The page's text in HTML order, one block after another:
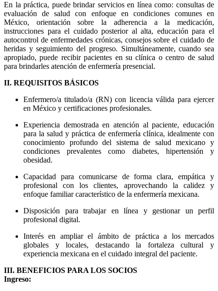
En la práctica, puede brindar servicios en línea como: consultas de
evaluación de salud con enfoque en condiciones comunes en
México, orientación sobre la adherencia a la medicación,
instrucciones para el cuidado posterior al alta, educación para el
autocontrol de enfermedades crónicas, consejos sobre el cuidado de
heridas y seguimiento del progreso. Simultáneamente, cuando sea
apropiado, puede recibir pacientes en su clínica o centro de salud
para brindarles atención de enfermería presencial.
II. REQUISITOS BÁSICOS
Enfermero/a titulado/a (RN) con licencia válida para ejercer
en México y certificaciones profesionales.
Experiencia demostrada en atención al paciente, educación
para la salud y práctica de enfermería clínica, idealmente con
conocimiento profundo del sistema de salud mexicano y
condiciones prevalentes como diabetes, hipertensión y
obesidad.
Capacidad para comunicarse de forma clara, empática y
profesional con los clientes, aprovechando la calidez y
enfoque familiar característico de la enfermería mexicana.
Disposición para trabajar en línea y gestionar un perfil
profesional digital.
Interés en ampliar el ámbito de práctica a los mercados
globales y locales, destacando la fortaleza cultural y
experiencia mexicana en el cuidado integral del paciente.
III. BENEFICIOS PARA LOS SOCIOS
Ingreso: